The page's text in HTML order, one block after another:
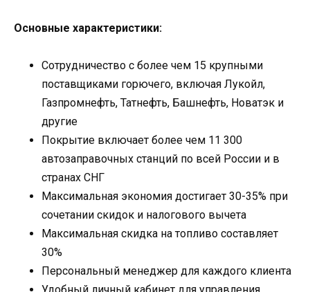
Основные характеристики:
Сотрудничество с более чем 15 крупными
поставщиками горючего, включая Лукойл,
Газпромнефть, Татнефть, Башнефть, Новатэк и
другие
Покрытие включает более чем 11 300
автозаправочных станций по всей России и в
странах СНГ
Максимальная экономия достигает 30-35% при
сочетании скидок и налогового вычета
Максимальная скидка на топливо составляет
30%
Персональный менеджер для каждого клиента